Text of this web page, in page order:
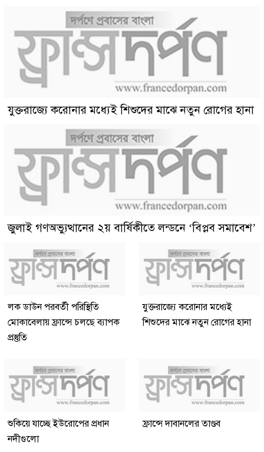
যুক্তরাজ্যে করোনার মধ্যেই শিশুদের মাঝে নতুন রোগের হানা
জুলাই গণঅভ্যুত্থানের ২য় বার্ষিকীতে লন্ডনে ‘বিপ্লব সমাবেশ’
লক ডাউন পরবর্তী পরিস্থিতি
মোকাবেলায় ফ্রান্সে চলছে ব্যাপক
প্রস্তুতি
যুক্তরাজ্যে করোনার মধ্যেই
শিশুদের মাঝে নতুন রোগের হানা
শুকিয়ে যাচ্ছে ইউরোপের প্রধান
নদীগুলো
ফ্রান্সে দাবানলের তাণ্ডব